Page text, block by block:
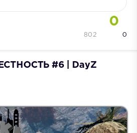
0
0
802
#6 | DayZ